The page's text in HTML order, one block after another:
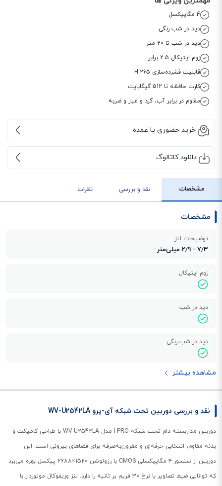
4 مگاپیکسل
دید در شب رنگی
دید در شب تا 20 متر
زوم اپتیکال 2.5 برابر
قابلیت فشرده‌سازی H.265
کارت حافظه تا 512 گیگابایت
مقاوم در برابر آب، گرد و غبار و ضربه
خرید حضوری یا عمده
دانلود کاتالوگ
مشخصات نقد و بررسی نظرات
مشخصات
توضیحات لنز
7/3 - 2/9 میلی‌متر
زوم اپتیکال
دید در شب
دید در شب رنگی
مشاهده بیشتر
نقد و بررسی دوربین تحت شبکه آی-پرو WV-U2542LA
دوربین مداربسته دام تحت شبکه i-PRO مدل WV-U2542LA با طراحی کامپکت و
بدنه مقاوم، انتخابی حرفه‌ای و مقرون‌به‌صرفه برای فضاهای بیرونی است. این
دوربین از سنسور ۴ مگاپیکسلی CMOS با رزولوشن 1520×2688 پیکسل بهره می‌برد
که توانایی ضبط تصاویر با نرخ ۳۰ فریم بر ثانیه را دارد. لنز وریفوکال موتوردار با